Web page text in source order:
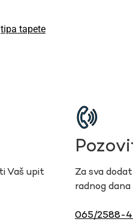
tipa tapete
Vaš upit
Za sva
radnog
065/2588-